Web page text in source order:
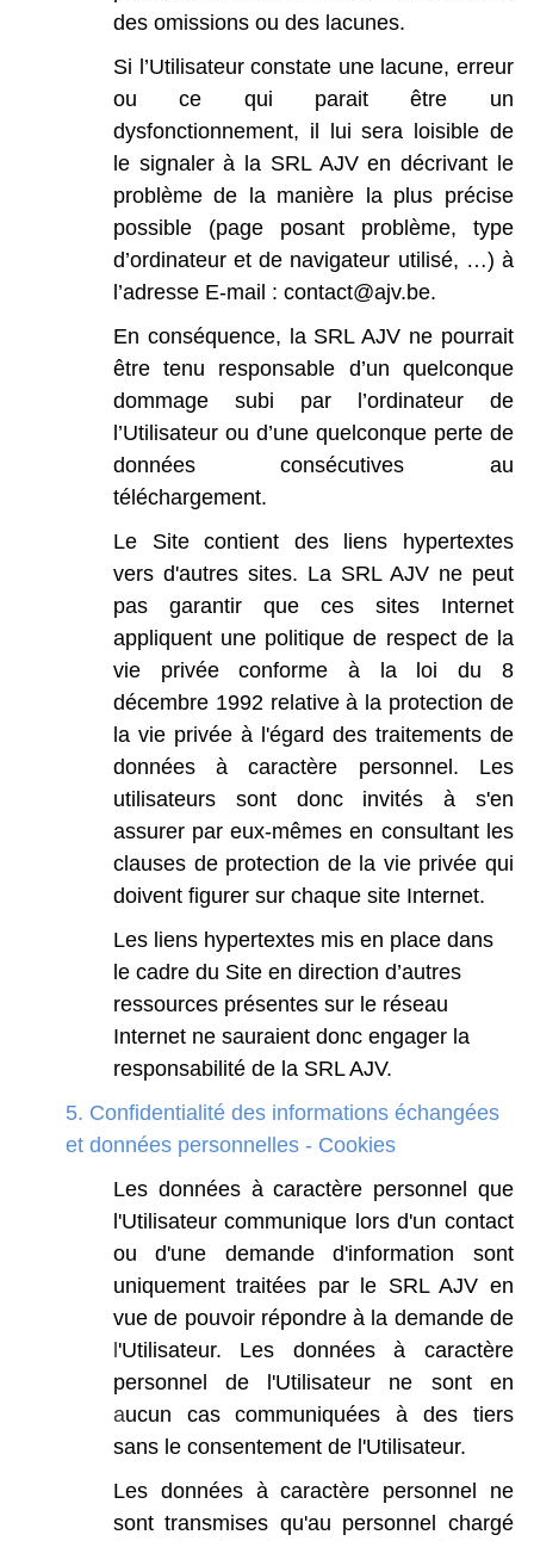
des omissions ou des lacunes.
Si l’Utilisateur constate une lacune, erreur
ou
ce qui parait être
un
dysfonctionnement, il lui sera loisible de
le signaler à la SRL AJV en décrivant le
problème de la manière la plus précise
possible
(page posant problème,
type
d’ordinateur et de navigateur utilisé, …) à
l’adresse E-mail : contact@ajv.be.
En conséquence, la SRL AJV ne pourrait
être tenu responsable d’un quelconque
dommage
subi par l’ordinateur
de
l’Utilisateur ou d’une quelconque perte de
données
consécutives
au
téléchargement.
Le
Site contient des liens
hypertextes
vers d'autres sites. La SRL AJV ne peut
pas
garantir que ces sites
Internet
appliquent une politique de respect de la
vie
privée conforme à la loi du
8
décembre 1992 relative à la protection de
la vie privée à l'égard des traitements de
données
à caractère personnel.
Les
utilisateurs
sont donc invités à
s'en
assurer par eux-mêmes en consultant les
clauses de protection de la vie privée qui
doivent figurer sur chaque site Internet.
Les liens hypertextes mis en place dans
le cadre du Site en direction d’autres
ressources présentes sur le réseau
Internet ne sauraient donc engager la
responsabilité de la SRL AJV.
5. Confidentialité des informations échangées
et données personnelles - Cookies
Les données à caractère personnel que
l'Utilisateur communique lors d'un contact
ou
d'une demande d'information
sont
uniquement traitées par le SRL AJV en
vue de pouvoir répondre à la demande de
l'Utilisateur. Les données à
caractère
personnel
de l'Utilisateur ne sont
en
aucun cas communiquées à des
tiers
sans le consentement de l'Utilisateur.
Les données à caractère personnel
ne
sont transmises qu'au personnel chargé